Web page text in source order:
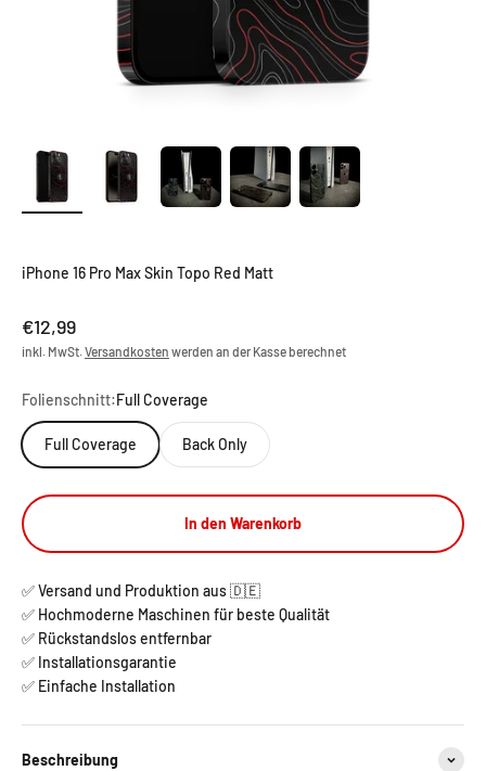
iPhone 16 Pro Max Skin Topo Red Matt
Angebot
€12,99
inkl. MwSt.Versandkosten werden an der Kasse berechnet
Folienschnitt:Full Coverage
Full Coverage Back Only
In den Warenkorb
✅ Versand und Produktion aus 🇩🇪
✅ Hochmoderne Maschinen für beste Qualität
✅ Rückstandslos entfernbar
✅ Installationsgarantie
✅ Einfache Installation
Beschreibung